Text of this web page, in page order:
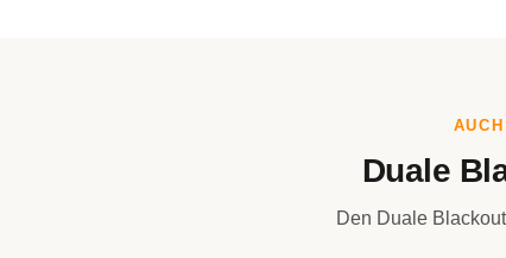
Duale
Den Duale